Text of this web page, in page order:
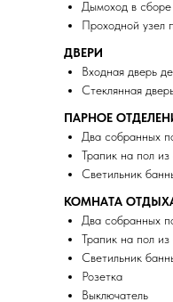
Дымоход в сборе
Проходной узел
ДВЕРИ
Входная дверь
Стеклянная
ПАРНОЕ
Два собранных
Трапик на пол из
Светильник
КОМНАТА
Два собранных
Трапик на пол из
Светильник
Розетка
Выключатель